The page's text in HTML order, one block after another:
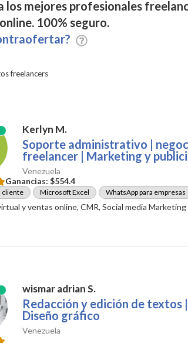
los mejores profesionales
100% seguro.
freelancers
Kerlyn M.
Soporte administrativo |
freelancer | Marketing y
Venezuela
Ganancias:$554.4
cliente Microsoft Excel WhatsApp para empresas
y ventas online, CMR, Social media Marketing
wismar adrian S.
Redacción y edición de textos
Diseño gráfico
Venezuela